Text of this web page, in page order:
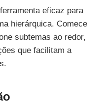
eficaz para
hierárquica. Comece
subtemas ao redor,
que facilitam a